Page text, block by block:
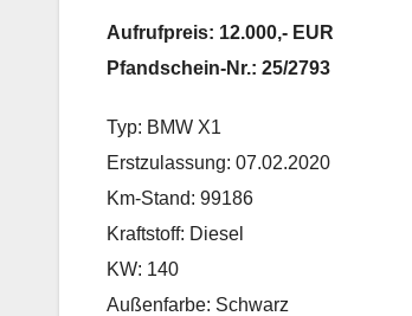
Aufrufpreis: 12.000,- EUR
Pfandschein-Nr.: 25/2793
Typ: BMW X1
Erstzulassung: 07.02.2020
Km-Stand: 99186
Kraftstoff: Diesel
KW: 140
Außenfarbe: Schwarz